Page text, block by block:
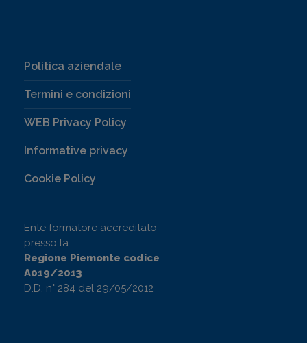
Politica aziendale
Termini e condizioni
WEB Privacy Policy
Informative privacy
Cookie Policy
Ente formatore accreditato
presso la
Regione Piemonte codice
A019/2013
D.D. n° 284 del 29/05/2012